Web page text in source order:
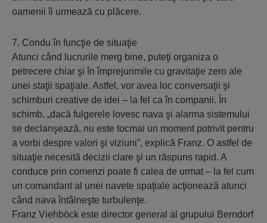
oamenii îi urmează cu plăcere.
7. Condu în funcţie de situaţie
Atunci când lucrurile merg bine, puteţi organiza o
petrecere chiar şi în împrejurimile cu gravitaţie zero ale
unei staţii spaţiale. Astfel, vor avea loc conversaţii şi
schimburi creative de idei – la fel ca în companii. În
schimb, „dacă fulgerele lovesc nava şi alarma sistemului
se declanşează, nu este tocmai un moment potrivit pentru
a vorbi despre valori şi viziuni”, explică Franz. O astfel de
situaţie necesită decizii clare şi un răspuns rapid. A
conduce prin comenzi poate fi calea de urmat – la fel cum
un comandant al unei navete spaţiale acţionează atunci
când nava întâlneşte turbulenţe.
Franz Viehböck este director general al grupului Berndorf